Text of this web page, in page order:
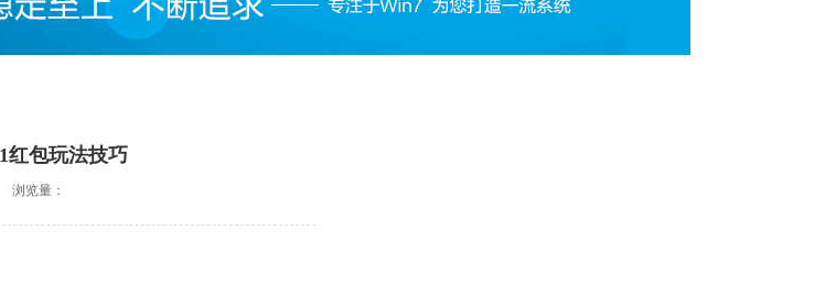
红包玩法技巧
浏览量：